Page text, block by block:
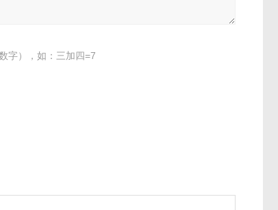
字），如：三加四=7